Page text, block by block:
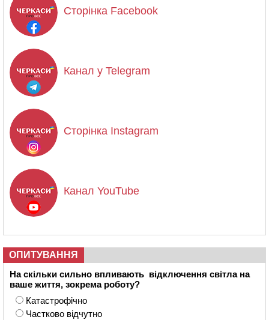
Сторінка Facebook
Канал у Telegram
Сторінка Instagram
Канал YouTube
ОПИТУВАННЯ
На скільки сильно впливають відключення світла на
ваше життя, зокрема роботу?
Катастрофічно
Частково відчутно